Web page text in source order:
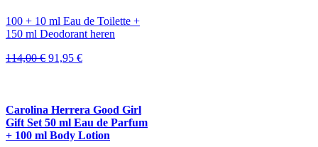
100 + 10 ml Eau de Toilette +
150 ml Deodorant heren
114,00€ Oorspronkelijke
91,95 €Huidige
Carolina Herrera Good Girl
Gift Set 50 ml Eau de Parfum
+ 100 ml Body Lotion